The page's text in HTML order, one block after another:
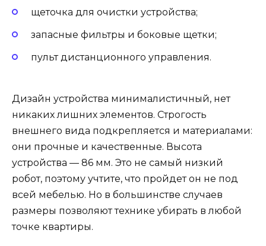
щеточка для очистки устройства;
запасные фильтры и боковые щетки;
пульт дистанционного управления.
Дизайн устройства минималистичный, нет
никаких лишних элементов. Строгость
внешнего вида подкрепляется и материалами:
они прочные и качественные. Высота
устройства — 86 мм. Это не самый низкий
робот, поэтому учтите, что пройдет он не под
всей мебелью. Но в большинстве случаев
размеры позволяют технике убирать в любой
точке квартиры.